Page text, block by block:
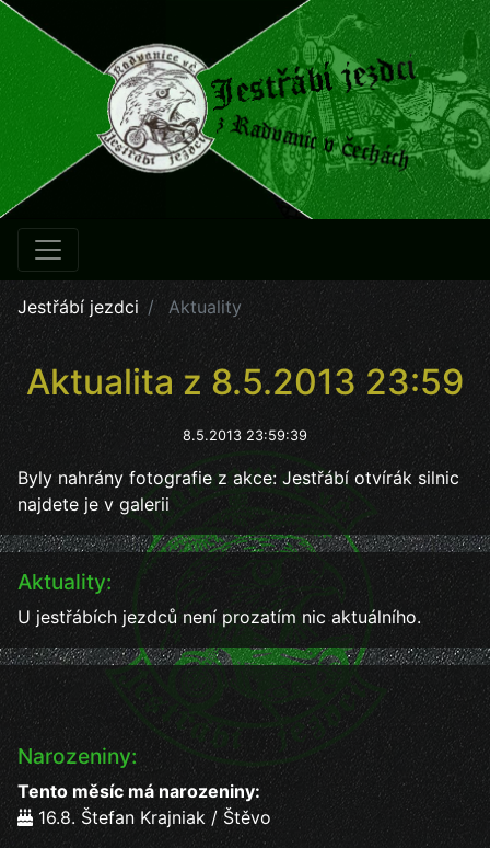
Jestřábí jezdci Aktuality
Aktuality:
U jestřábích jezdců není prozatím nic aktuálního.
Aktualita z 8.5.2013 23:59
8.5.2013 23:59:39
Byly nahrány fotografie z akce: Jestřábí otvírák silnic
najdete je v galerii
Narozeniny:
Tento měsíc má narozeniny:
16.8. Štefan Krajniak / Štěvo